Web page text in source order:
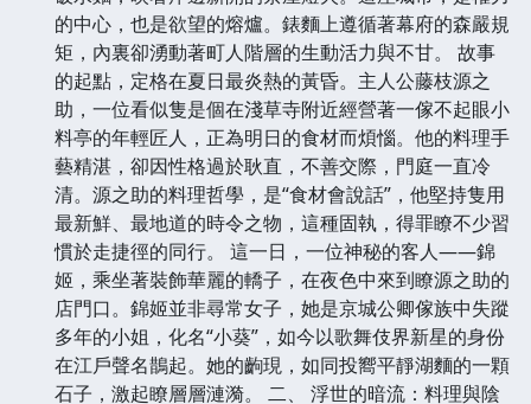
的中心，也是欲望的熔爐。錶麵上遵循著幕府的森嚴規
矩，內裏卻湧動著町人階層的生動活力與不甘。 故事
的起點，定格在夏日最炎熱的黃昏。主人公藤枝源之
助，一位看似隻是個在淺草寺附近經營著一傢不起眼小
料亭的年輕匠人，正為明日的食材而煩惱。他的料理手
藝精湛，卻因性格過於耿直，不善交際，門庭一直冷
清。源之助的料理哲學，是“食材會說話”，他堅持隻用
最新鮮、最地道的時令之物，這種固執，得罪瞭不少習
慣於走捷徑的同行。 這一日，一位神秘的客人——錦
姬，乘坐著裝飾華麗的轎子，在夜色中來到瞭源之助的
店門口。錦姬並非尋常女子，她是京城公卿傢族中失蹤
多年的小姐，化名“小葵”，如今以歌舞伎界新星的身份
在江戶聲名鵲起。她的齣現，如同投嚮平靜湖麵的一顆
石子，激起瞭層層漣漪。 二、 浮世的暗流：料理與陰